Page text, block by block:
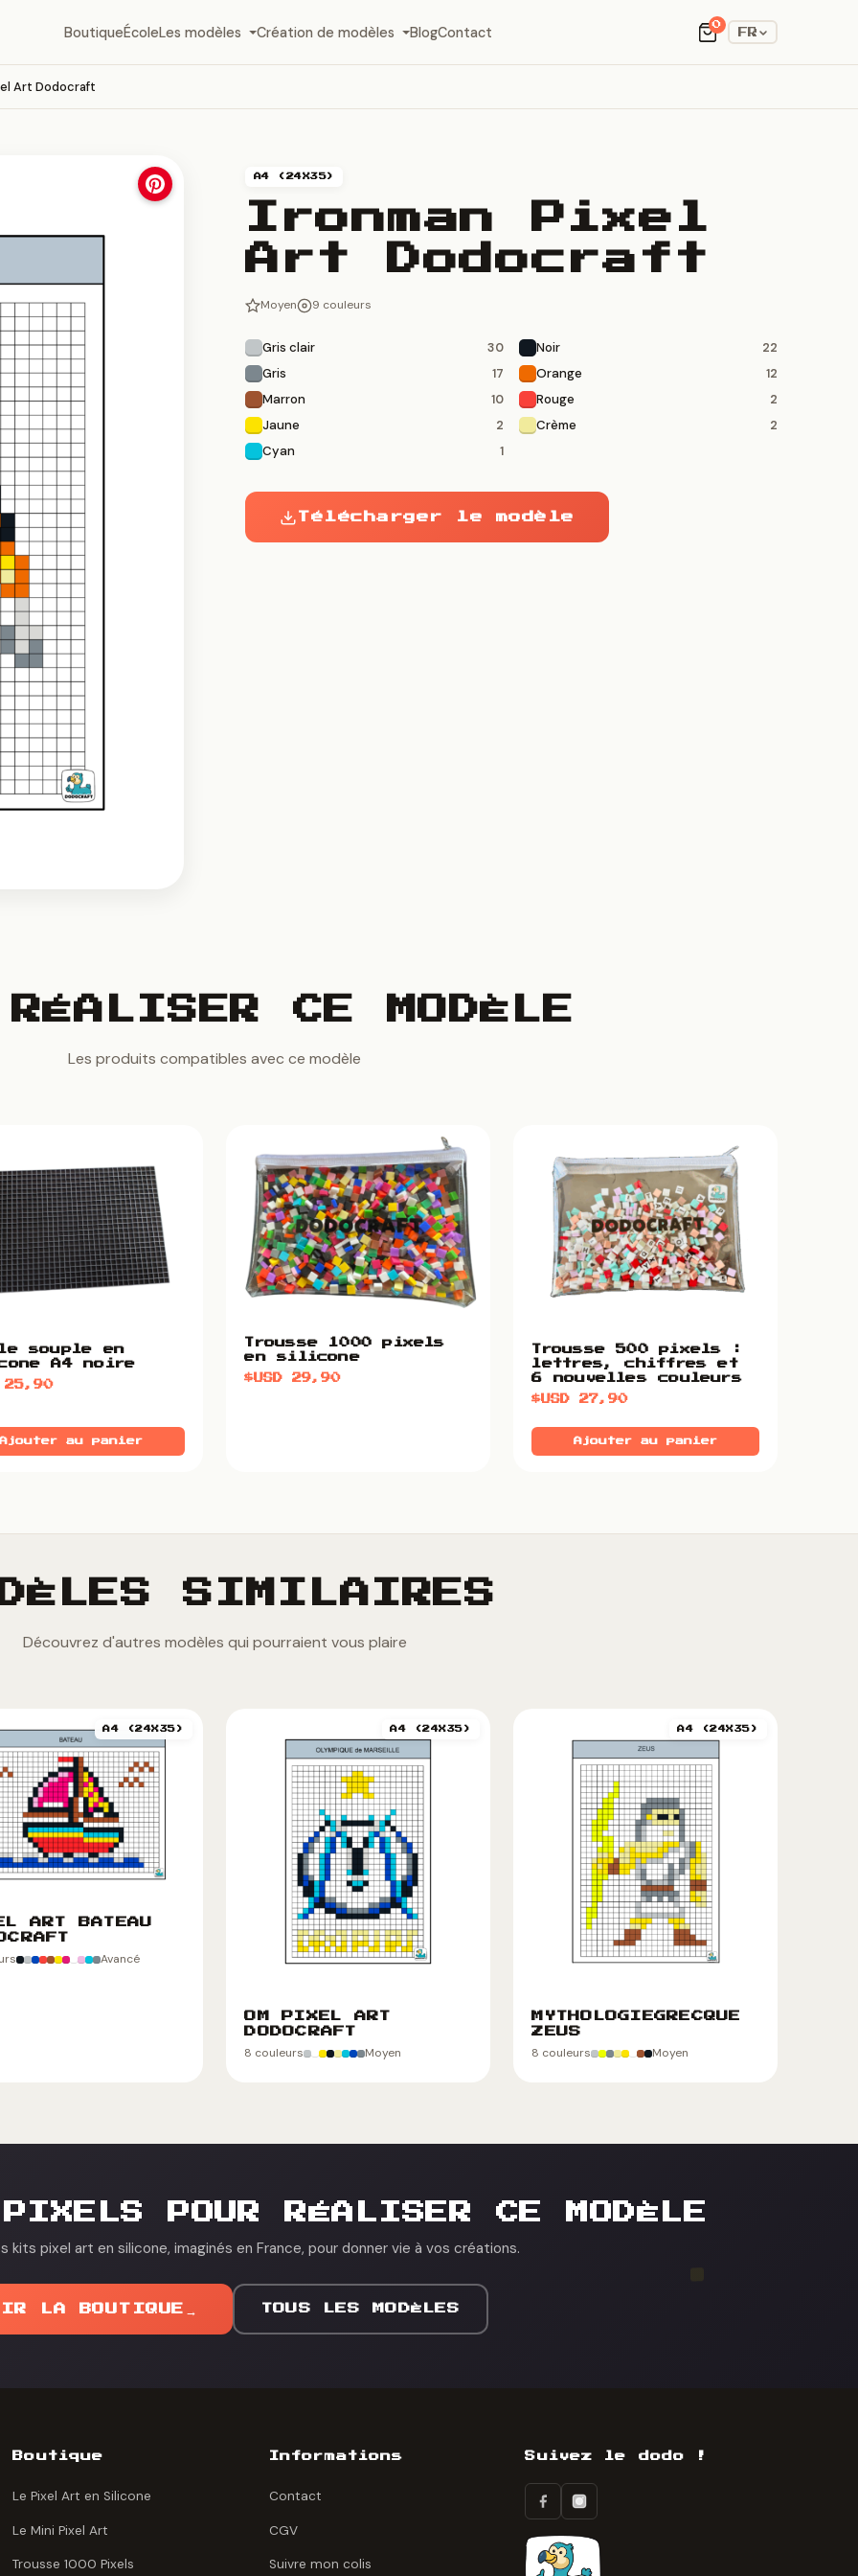
BoutiqueÉcoleLes modèles Création de modèles BlogContact
0
FR
Art Dodocraft
A4 (24X35)
Ironman Pixel
Art Dodocraft
Moyen 9 couleurs
Gris clair 30 Noir 22
Gris 17 Orange 12
Marron 10 Rouge 2
Jaune 2 Crème 2
Cyan 1
Télécharger le modèle
RÉALISER CE MODÈLE
Les produits compatibles avec ce modèle
souple en
A4 noire
25,90
Ajouter au panier
Trousse 1000 pixels
en silicone
$USD29,90
Trousse 500 pixels :
lettres, chiffres et
6 nouvelles couleurs
$USD27,90
Ajouter au panier
SIMILAIRES
Découvrez d'autres modèles qui pourraient vous plaire
A4 (24X35)
ART BATEAU
Avancé
A4 (24X35)
OM PIXEL ART
DODOCRAFT
8 couleurs Moyen
A4 (24X35)
MYTHOLOGIEGRECQUE
ZEUS
8 couleurs Moyen
POUR RÉALISER CE MODÈLE
kits pixel art en silicone, imaginés en France, pour donner vie à vos créations.
LA BOUTIQUE → TOUS LES MODÈLES
Boutique
Le Pixel Art en Silicone
Le Mini Pixel Art
Trousse 1000 Pixels
Informations
Contact
CGV
Suivre mon colis
Suivez le dodo !